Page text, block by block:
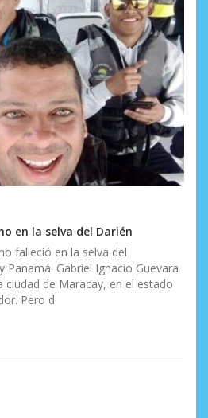
en la selva del Darién
falleció en la selva del
Panamá. Gabriel Ignacio Guevara
ciudad de Maracay, en el estado
Pero d